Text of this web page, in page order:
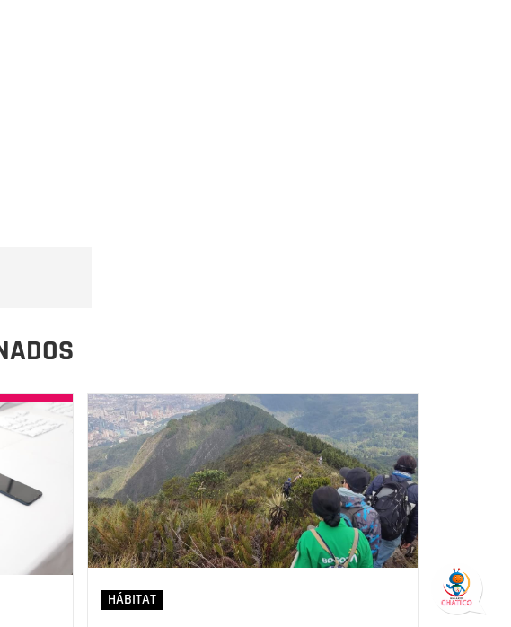
HÁBITAT